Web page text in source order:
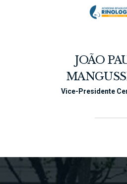
JOÃO
Vice-Presidente